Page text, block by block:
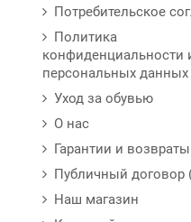
Потребительское
Политика
конфиденциальности
персональных данных
Уход за обувью
О нас
Гарантии и возвраты
Публичный договор
Наш магазин